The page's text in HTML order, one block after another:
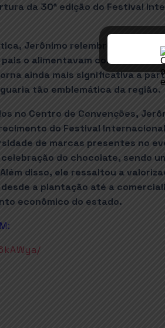
da 30ª edição do Festival
Jerônimo relembrou a
o alimentavam com cacau
ainda mais significativa a
tão emblemática da região.
no Centro de Convenções,
do Festival
de marcas presentes no
do chocolate, sendo
disso, ele ressaltou a
a plantação até a
econômico do estado.